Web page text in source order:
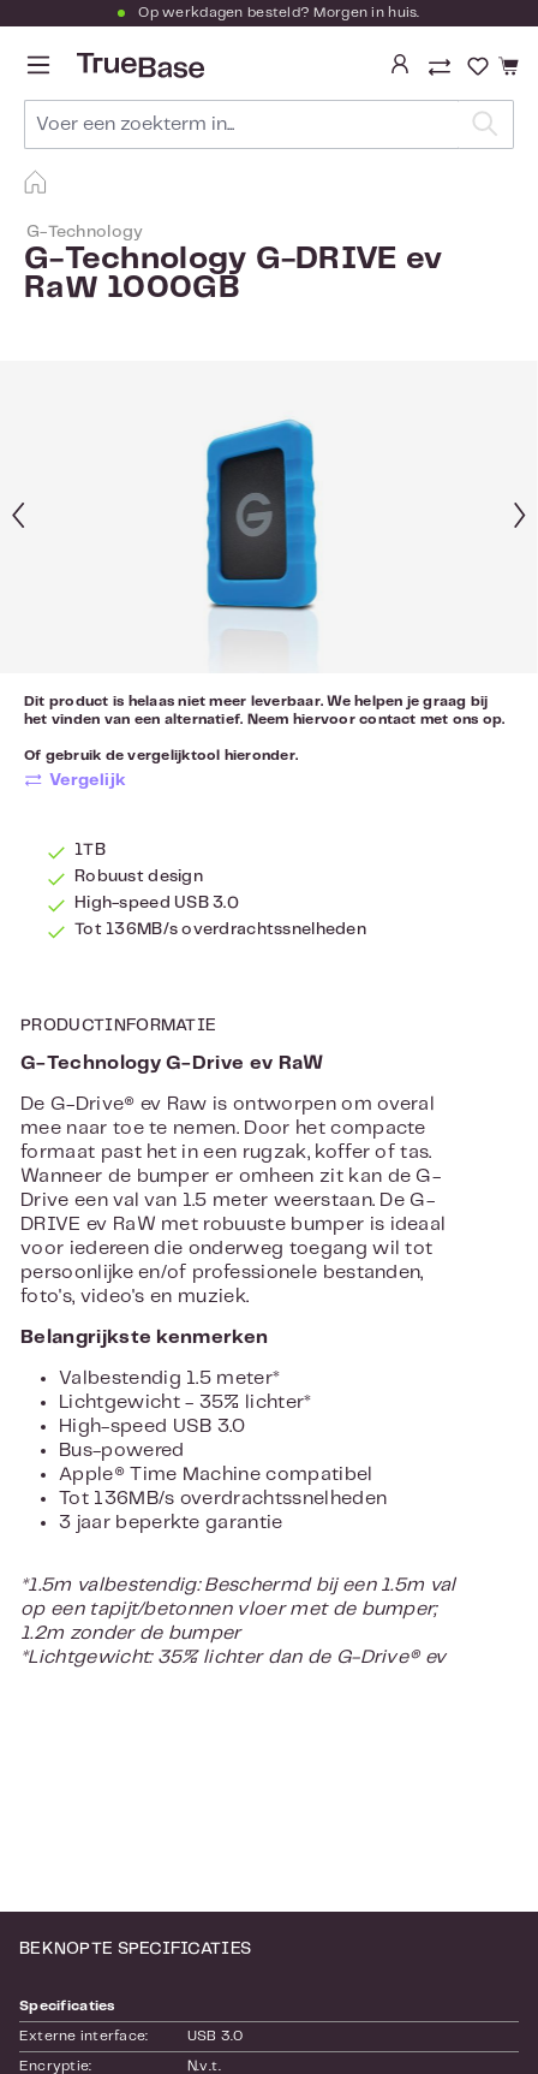
Ga naar de hoofdinhoud
Op werkdagen besteld? Morgen in huis.
Je
G-Technology
G-Technology G-DRIVE ev
RaW 1000GB
Dit product is helaas niet meer leverbaar. We helpen je graag bij
het vinden van een alternatief. Neem hiervoorcontact met ons op.
Of gebruik de vergelijktool hieronder.
Vergelijk
1TB
Robuust design
High-speed USB 3.0
Tot 136MB/s overdrachtssnelheden
PRODUCTINFORMATIE
G-Technology G-Drive ev RaW
De G-Drive® ev Raw is ontworpen om overal
mee naar toe te nemen. Door het compacte
formaat past het in een rugzak, koffer of tas.
Wanneer de bumper er omheen zit kan de G-
Drive een val van 1.5 meter weerstaan. De G-
DRIVE ev RaW met robuuste bumper is ideaal
voor iedereen die onderweg toegang wil tot
persoonlijke en/of professionele bestanden,
foto's, video's en muziek.
Belangrijkste kenmerken
Valbestendig 1.5 meter*
Lichtgewicht - 35% lichter*
High-speed USB 3.0
Bus-powered
Apple® Time Machine compatibel
Tot 136MB/s overdrachtssnelheden
3 jaar beperkte garantie
*1.5m valbestendig: Beschermd bij een 1.5m val
op een tapijt/betonnen vloer met de bumper;
1.2m zonder de bumper
*Lichtgewicht: 35% lichter dan de G-Drive® ev
BEKNOPTE SPECIFICATIES
Specificaties
Externe interface: USB 3.0
Encryptie: N.v.t.